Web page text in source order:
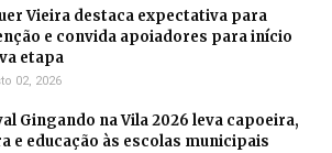
Vieira destaca expectativa para
e convida apoiadores para início
etapa
02, 2026
Gingando na Vila 2026 leva capoeira,
e educação às escolas municipais